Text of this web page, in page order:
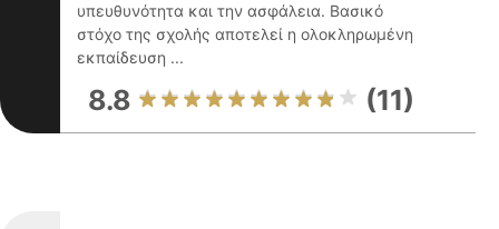
υπευθυνότητα και την ασφάλεια. Βασικό
στόχο της σχολής αποτελεί η ολοκληρωμένη
εκπαίδευση ...
8.8 (11)